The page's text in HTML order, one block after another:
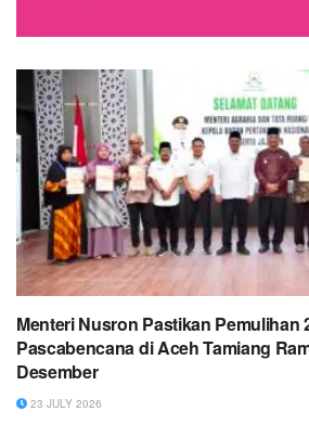
Menteri Nusron Pastikan Pemulihan
Pascabencana di Aceh Tamiang
Desember
23 JULY 2026